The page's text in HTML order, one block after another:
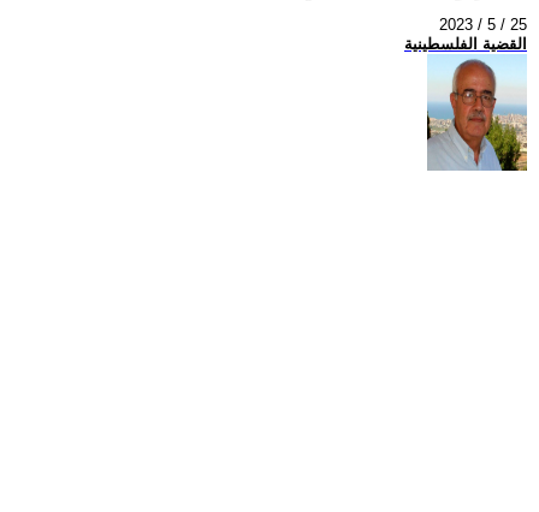
2023 / 5 / 25
القضية الفلسطينية